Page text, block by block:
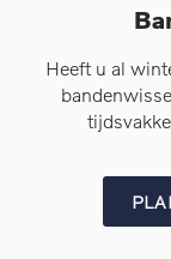
Heeft u al